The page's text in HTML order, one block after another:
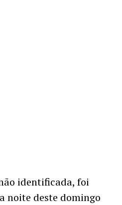
identificada, foi
noite deste domingo